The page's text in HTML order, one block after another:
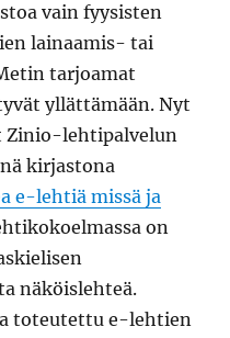
vain fyysisten
lainaamis- tai
tarjoamat
yllättämään. Nyt
Zinio-lehtipalvelun
kirjastona
e-lehtiä missä ja
on
näköislehteä.
toteutettu e-lehtien